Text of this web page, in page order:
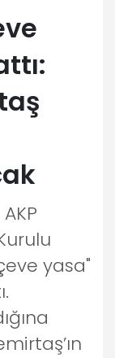
yasa"